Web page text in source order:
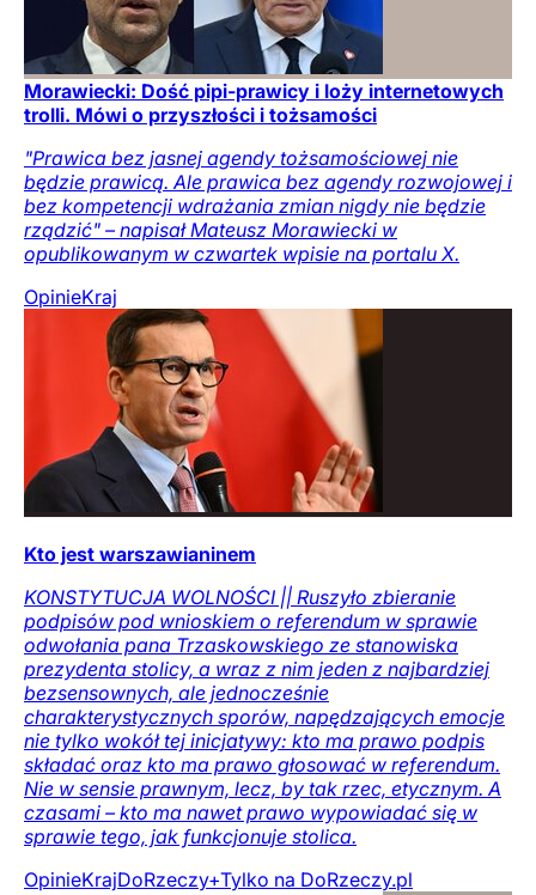
Morawiecki: Dość pipi-prawicy i loży internetowych
trolli. Mówi o przyszłości i tożsamości
"Prawica bez jasnej agendy tożsamościowej nie
będzie prawicą. Ale prawica bez agendy rozwojowej i
bez kompetencji wdrażania zmian nigdy nie będzie
rządzić" – napisał Mateusz Morawiecki w
opublikowanym w czwartek wpisie na portalu X.
OpinieKraj
Kto jest warszawianinem
KONSTYTUCJA WOLNOŚCI || Ruszyło zbieranie
podpisów pod wnioskiem o referendum w sprawie
odwołania pana Trzaskowskiego ze stanowiska
prezydenta stolicy, a wraz z nim jeden z najbardziej
bezsensownych, ale jednocześnie
charakterystycznych sporów, napędzających emocje
nie tylko wokół tej inicjatywy: kto ma prawo podpis
składać oraz kto ma prawo głosować w referendum.
Nie w sensie prawnym, lecz, by tak rzec, etycznym. A
czasami – kto ma nawet prawo wypowiadać się w
sprawie tego, jak funkcjonuje stolica.
OpinieKrajDoRzeczy+Tylko na DoRzeczy.pl